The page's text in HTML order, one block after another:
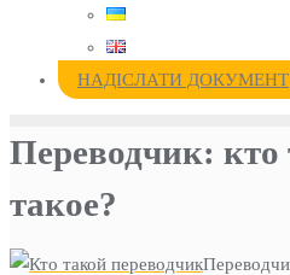
НАДІСЛАТИ ДОКУМЕНТ
Переводчик: кто
такое?